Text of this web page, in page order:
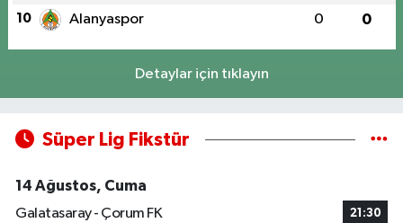
10 Alanyaspor 0 0
Detaylar için tıklayın
Süper Lig Fikstür
14 Ağustos, Cuma
Galatasaray - Çorum FK
21:30